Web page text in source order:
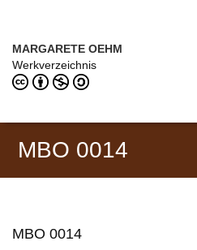
MARGARETE OEHM
Werkverzeichnis
MBO 0014
MBO 0014